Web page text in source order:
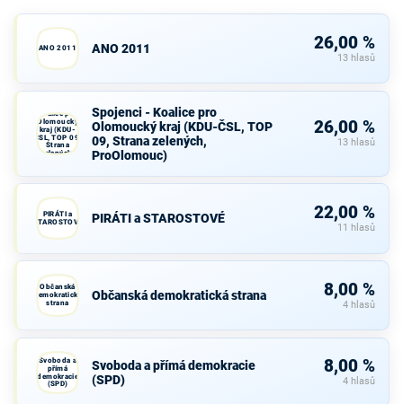
ANO 2011 ANO 2011 26,00 %
13 hlasů
Koalice pro
Olomoucký
kraj (KDU-
ČSL, TOP 09,
Strana
zelených,
Spojenci - Koalice pro
Olomoucký kraj (KDU-ČSL, TOP
09, Strana zelených,
ProOlomouc)
26,00 %
13 hlasů
PIRÁTI a
STAROSTOVÉ
PIRÁTI a STAROSTOVÉ 22,00 %
11 hlasů
Občanská
demokratická
strana
Občanská demokratická strana 8,00 %
4 hlasů
Svoboda a
přímá
demokracie
(SPD)
Svoboda a přímá demokracie
(SPD)
8,00 %
4 hlasů